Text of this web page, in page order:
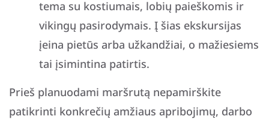
tema su kostiumais, lobių paieškomis ir
vikingų pasirodymais. Į šias ekskursijas
įeina pietūs arba užkandžiai, o mažiesiems
tai įsimintina patirtis.
Prieš planuodami maršrutą nepamirškite
patikrinti konkrečių amžiaus apribojimų, darbo